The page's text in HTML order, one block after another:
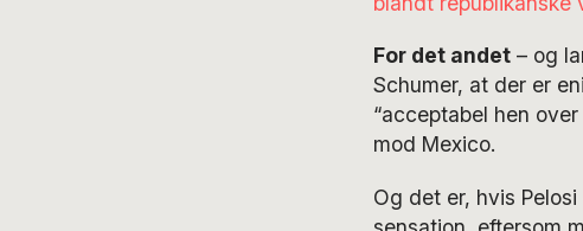
For det andet– og
Schumer, at der er
“acceptabel hen
mod Mexico.
Og det er, hvis